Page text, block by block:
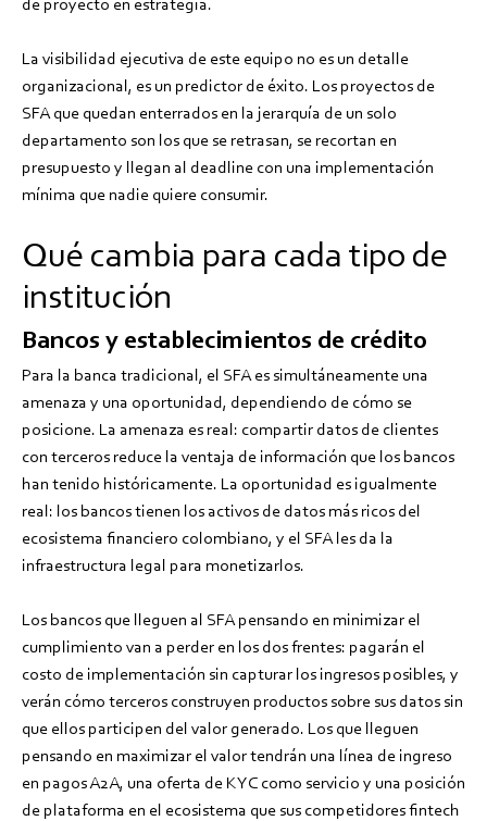
La visibilidad ejecutiva de este equipo no es un detalle
organizacional, es un predictor de éxito. Los proyectos de
SFA que quedan enterrados en la jerarquía de un solo
departamento son los que se retrasan, se recortan en
presupuesto y llegan al deadline con una implementación
mínima que nadie quiere consumir.
Qué cambia para cada tipo de
institución
Bancos y establecimientos de crédito
Para la banca tradicional, el SFA es simultáneamente una
amenaza y una oportunidad, dependiendo de cómo se
posicione. La amenaza es real: compartir datos de clientes
con terceros reduce la ventaja de información que los bancos
han tenido históricamente. La oportunidad es igualmente
real: los bancos tienen los activos de datos más ricos del
ecosistema financiero colombiano, y el SFA les da la
infraestructura legal para monetizarlos.
Los bancos que lleguen al SFA pensando en minimizar el
cumplimiento van a perder en los dos frentes: pagarán el
costo de implementación sin capturar los ingresos posibles, y
verán cómo terceros construyen productos sobre sus datos sin
que ellos participen del valor generado. Los que lleguen
pensando en maximizar el valor tendrán una línea de ingreso
en pagos A2A, una oferta de KYC como servicio y una posición
de plataforma en el ecosistema que sus competidores fintech